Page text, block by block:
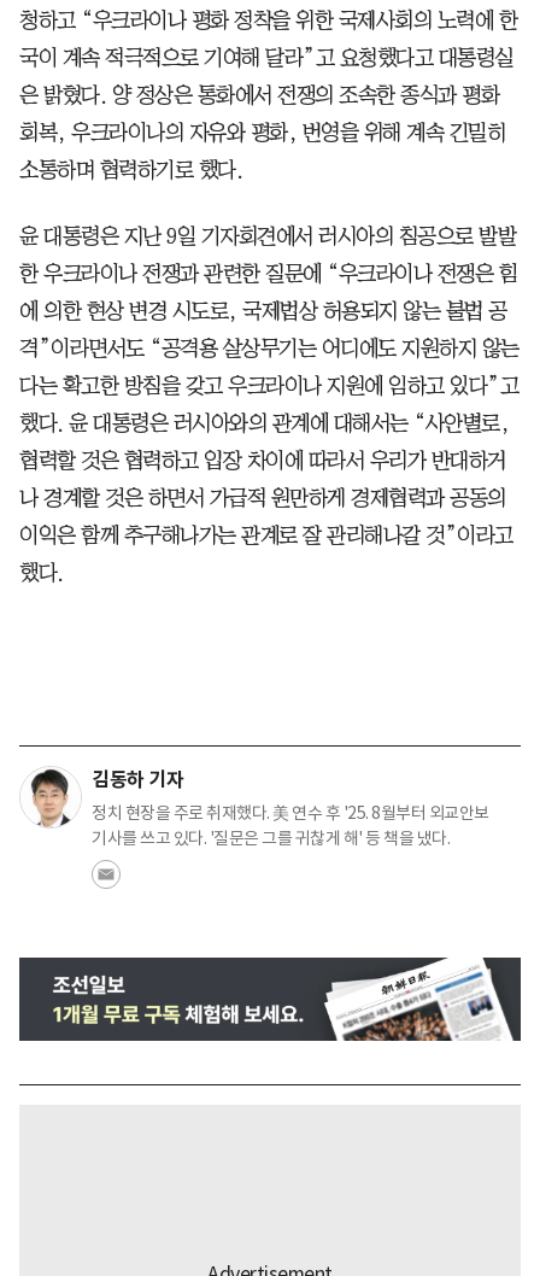
청하고 “우크라이나 평화 정착을 위한 국제사회의 노력에 한
국이 계속 적극적으로 기여해 달라”고 요청했다고 대통령실
은 밝혔다. 양 정상은 통화에서 전쟁의 조속한 종식과 평화
회복, 우크라이나의 자유와 평화, 번영을 위해 계속 긴밀히
소통하며 협력하기로 했다.
윤 대통령은 지난 9일 기자회견에서 러시아의 침공으로 발발
한 우크라이나 전쟁과 관련한 질문에 “우크라이나 전쟁은 힘
에 의한 현상 변경 시도로, 국제법상 허용되지 않는 불법 공
격”이라면서도 “공격용 살상무기는 어디에도 지원하지 않는
다는 확고한 방침을 갖고 우크라이나 지원에 임하고 있다”고
했다. 윤 대통령은 러시아와의 관계에 대해서는 “사안별로,
협력할 것은 협력하고 입장 차이에 따라서 우리가 반대하거
나 경계할 것은 하면서 가급적 원만하게 경제협력과 공동의
이익은 함께 추구해나가는 관계로 잘 관리해나갈 것”이라고
했다.
김동하 기자
정치 현장을 주로 취재했다. 美 연수 후 '25. 8월부터 외교안보
기사를 쓰고 있다. '질문은 그를 귀찮게 해' 등 책을 냈다.